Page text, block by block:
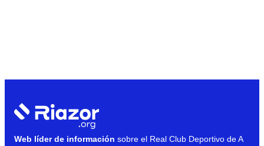
Web líder de información sobre el Real Club Deportivo de A